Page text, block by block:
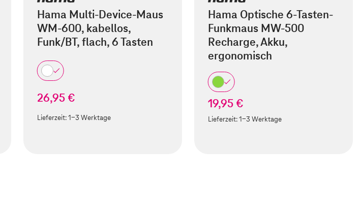
Hama Multi-Device-Maus
WM-600, kabellos,
Funk/BT, flach, 6 Tasten
26,95 €
Lieferzeit:1-3 Werktage
Hama Optische 6-Tasten-
Funkmaus MW-500
Recharge, Akku,
ergonomisch
19,95 €
Lieferzeit:1-3 Werktage